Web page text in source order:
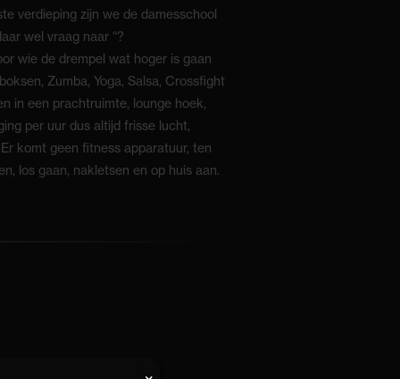
verdieping zijn we de damesschool
wel vraag naar “?
wie de drempel wat hoger is gaan
Zumba, Yoga, Salsa, Crossfight
in een prachtruimte, lounge hoek,
per uur dus altijd frisse lucht,
komt geen fitness apparatuur, ten
los gaan, nakletsen en op huis aan.